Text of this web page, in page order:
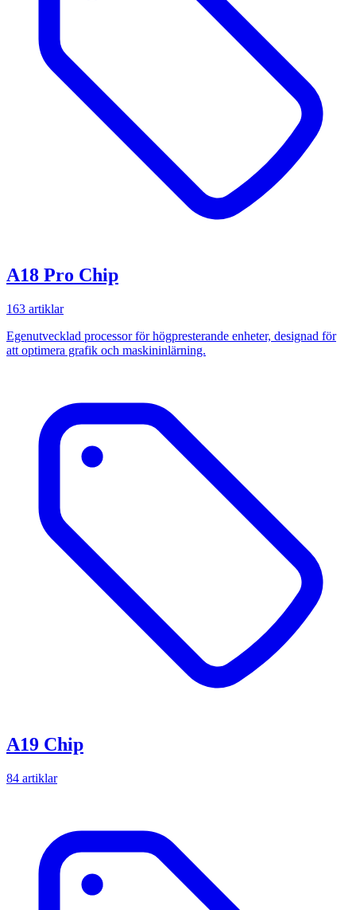
A18 Pro Chip
163 artiklar
Egenutvecklad processor för högpresterande enheter, designad för
att optimera grafik och maskininlärning.
A19 Chip
84 artiklar